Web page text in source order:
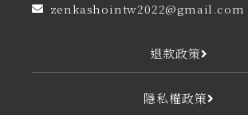
zenkashointw2022@gmail.com
退款政策
隱私權政策